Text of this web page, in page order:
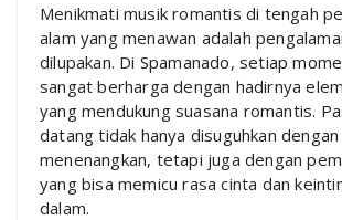
Menikmati musik romantis di tengah
alam yang menawan adalah
dilupakan. Di Spamanado, setiap
sangat berharga dengan hadirnya
yang mendukung suasana romantis.
datang tidak hanya disuguhkan
menenangkan, tetapi juga dengan
yang bisa memicu rasa cinta dan
dalam.